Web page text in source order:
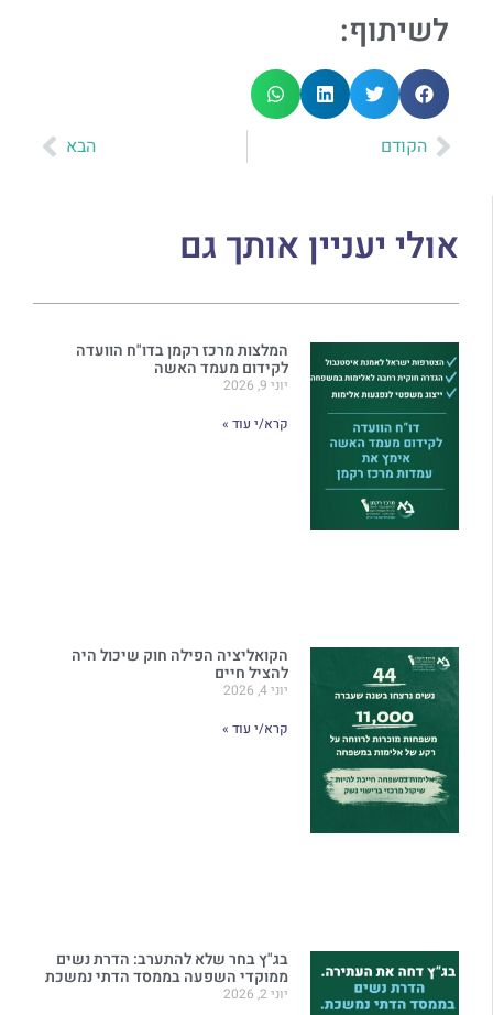
לשיתוף:
הקודם הבא
אולי יעניין אותך גם
המלצות מרכז רקמן בדו"ח הוועדה
לקידום מעמד האשה
יוני 9, 2026
קרא/י עוד »
הקואליציה הפילה חוק שיכול היה
להציל חיים
יוני 4, 2026
קרא/י עוד »
בג"ץ בחר שלא להתערב: הדרת נשים
ממוקדי השפעה בממסד הדתי נמשכת
יוני 2, 2026